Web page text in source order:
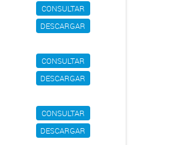
CONSULTAR
DESCARGAR
CONSULTAR
DESCARGAR
CONSULTAR
DESCARGAR